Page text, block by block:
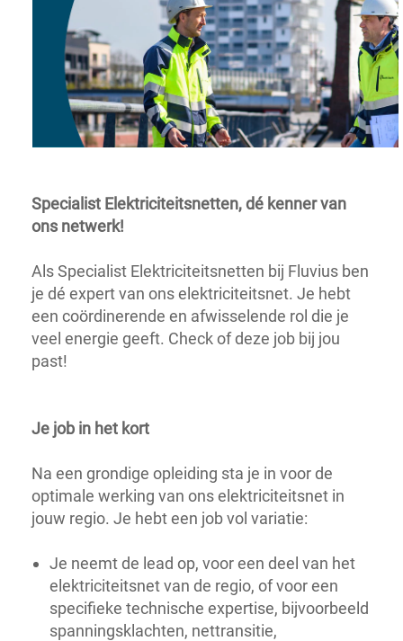
Specialist Elektriciteitsnetten, dé kenner van
ons netwerk!
Als Specialist Elektriciteitsnetten bij Fluvius ben
je dé expert van ons elektriciteitsnet. Je hebt
een coördinerende en afwisselende rol die je
veel energie geeft. Check of deze job bij jou
past!
Je job in het kort
Na een grondige opleiding sta je in voor de
optimale werking van ons elektriciteitsnet in
jouw regio. Je hebt een job vol variatie:
Je neemt de lead op, voor een deel van het
elektriciteitsnet van de regio, of voor een
specifieke technische expertise, bijvoorbeeld
spanningsklachten, nettransitie,